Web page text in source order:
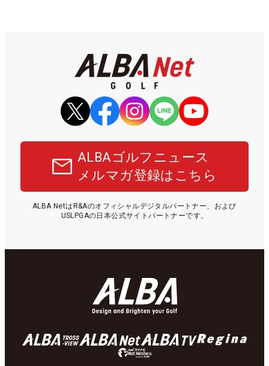
ALBAゴルフニュース
メルマガ登録はこちら
ALBA NetはR&Aのオフィシャルデジタルパートナー、および
USLPGAの日本公式サイトパートナーです。